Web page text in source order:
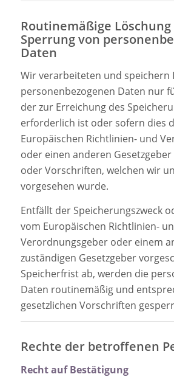
Routinemäßige
Sperrung von
Daten
Wir verarbeiteten und speichern
personenbezogenen Daten nur
der zur Erreichung des
erforderlich ist oder sofern dies
Europäischen Richtlinien- und
oder einen anderen Gesetzgeber
oder Vorschriften, welchen wir
vorgesehen wurde.
Entfällt der Speicherungszweck
vom Europäischen Richtlinien-
Verordnungsgeber oder einem
zuständigen Gesetzgeber
Speicherfrist ab, werden die
Daten routinemäßig und
gesetzlichen Vorschriften
Rechte der betroffenen
Recht auf Bestätigung